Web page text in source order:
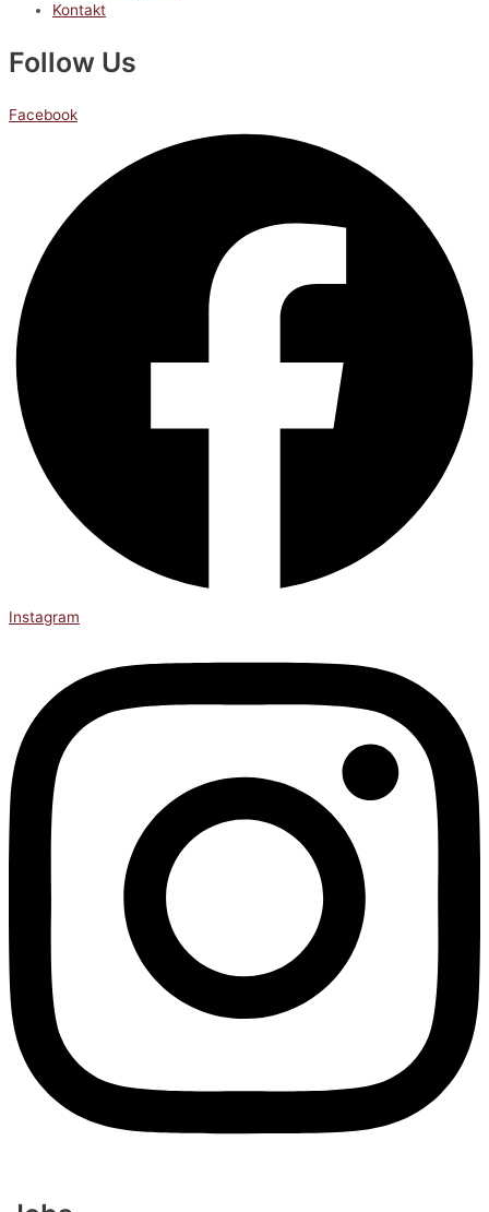
Kontakt
Follow Us
Facebook
Instagram